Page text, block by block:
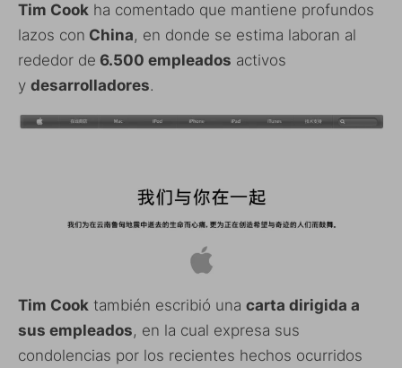
Tim Cook ha comentado que mantiene profundos
lazos con China, en donde se estima laboran al
rededor de 6.500 empleados activos
y desarrolladores.
Tim Cook también escribió una carta dirigida a
sus empleados, en la cual expresa sus
condolencias por los recientes hechos ocurridos